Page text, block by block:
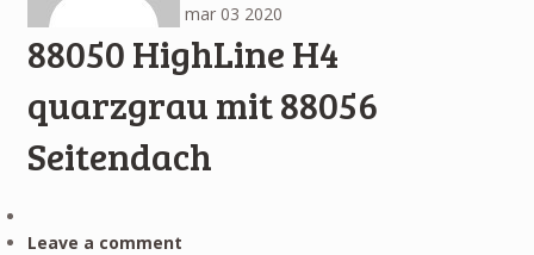
mar 03 2020
88050 HighLine H4
quarzgrau mit 88056
Seitendach
Leave a comment